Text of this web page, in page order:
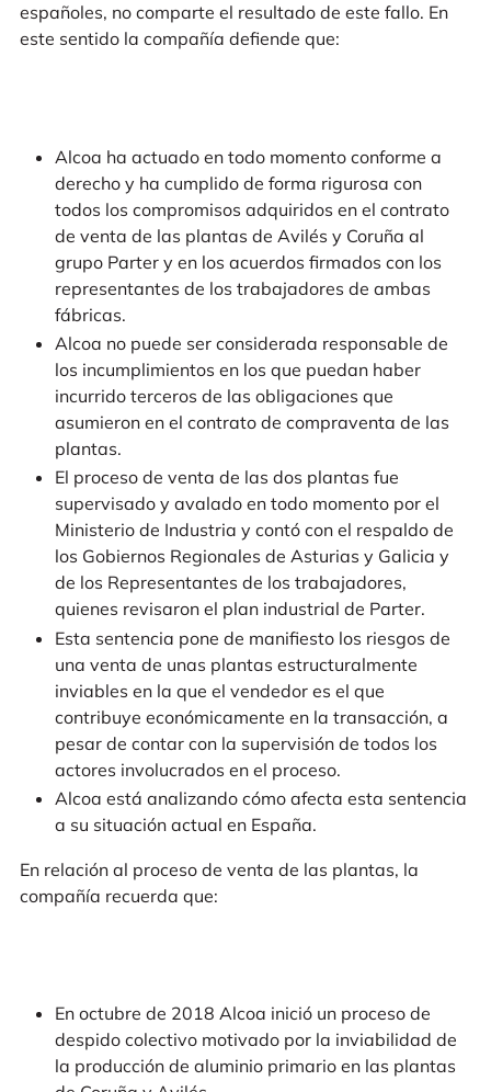
españoles, no comparte el resultado de este fallo. En
este sentido la compañía defiende que:
Alcoa ha actuado en todo momento conforme a
derecho y ha cumplido de forma rigurosa con
todos los compromisos adquiridos en el contrato
de venta de las plantas de Avilés y Coruña al
grupo Parter y en los acuerdos firmados con los
representantes de los trabajadores de ambas
fábricas.
Alcoa no puede ser considerada responsable de
los incumplimientos en los que puedan haber
incurrido terceros de las obligaciones que
asumieron en el contrato de compraventa de las
plantas.
El proceso de venta de las dos plantas fue
supervisado y avalado en todo momento por el
Ministerio de Industria y contó con el respaldo de
los Gobiernos Regionales de Asturias y Galicia y
de los Representantes de los trabajadores,
quienes revisaron el plan industrial de Parter.
Esta sentencia pone de manifiesto los riesgos de
una venta de unas plantas estructuralmente
inviables en la que el vendedor es el que
contribuye económicamente en la transacción, a
pesar de contar con la supervisión de todos los
actores involucrados en el proceso.
Alcoa está analizando cómo afecta esta sentencia
a su situación actual en España.
En relación al proceso de venta de las plantas, la
compañía recuerda que:
En octubre de 2018 Alcoa inició un proceso de
despido colectivo motivado por la inviabilidad de
la producción de aluminio primario en las plantas